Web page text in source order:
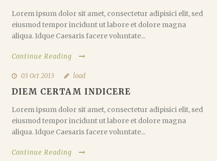
Lorem ipsum dolor sit amet, consectetur adipisici elit, sed
eiusmod tempor incidunt ut labore et dolore magna
aliqua. Idque Caesaris facere voluntate...
Continue Reading
03 Oct 2013 load
DIEM CERTAM INDICERE
Lorem ipsum dolor sit amet, consectetur adipisici elit, sed
eiusmod tempor incidunt ut labore et dolore magna
aliqua. Idque Caesaris facere voluntate...
Continue Reading